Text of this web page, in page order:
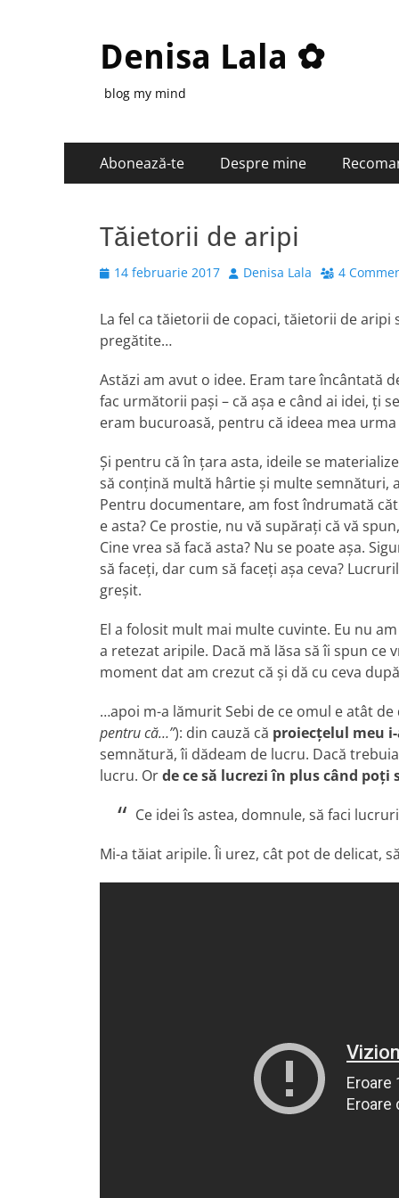
Denisa Lala ✿
blog my mind
Primary
Menu
Abonează-te Despre mine
Tăietorii de aripi
Posted
14 februarie 2017 Author
Denisa Lala 4
La fel ca tăietorii de copaci, tăietorii de
pregătite…
Astăzi am avut o idee. Eram tare încântată
fac următorii pași – că așa e când ai idei, ți
eram bucuroasă, pentru că ideea mea
Și pentru că în țara asta, ideile se
să conțină multă hârtie și multe semnături,
Pentru documentare, am fost îndrumată
e asta? Ce prostie, nu vă supărați că vă
Cine vrea să facă asta? Nu se poate așa.
să faceți, dar cum să faceți așa ceva?
greșit.
El a folosit mult mai multe cuvinte. Eu nu
a retezat aripile. Dacă mă lăsa să îi spun ce
moment dat am crezut că și dă cu ceva
…apoi m-a lămurit Sebi de ce omul e atât
pentru că…”): din cauză că proiecțelul meu
semnătură, îi dădeam de lucru. Dacă
lucru. Orde ce să lucrezi în plus când poți
Ce idei îs astea, domnule, să faci
Mi-a tăiat aripile. Îi urez, cât pot de delicat,